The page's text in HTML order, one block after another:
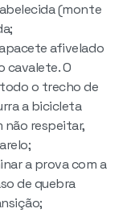
(monte
afivelado
cavalete. O
o trecho de
a bicicleta
não respeitar,
a prova com a
de quebra